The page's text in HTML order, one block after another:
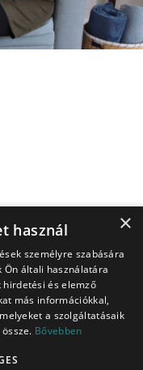
×
használ
személyre szabására
Ön általi használatára
és elemző
más információkkal,
a szolgáltatásaik
Bővebben